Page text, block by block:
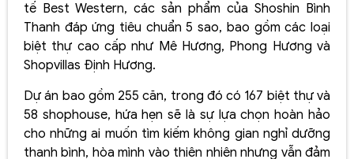
tế Best Western, các sản phẩm của Shoshin Bình
Thanh đáp ứng tiêu chuẩn 5 sao, bao gồm các loại
biệt thự cao cấp như Mê Hương, Phong Hương và
Shopvillas Định Hương.
Dự án bao gồm 255 căn, trong đó có 167 biệt thự và
58 shophouse, hứa hẹn sẽ là sự lựa chọn hoàn hảo
cho những ai muốn tìm kiếm không gian nghỉ dưỡng
thanh bình, hòa mình vào thiên nhiên nhưng vẫn đảm